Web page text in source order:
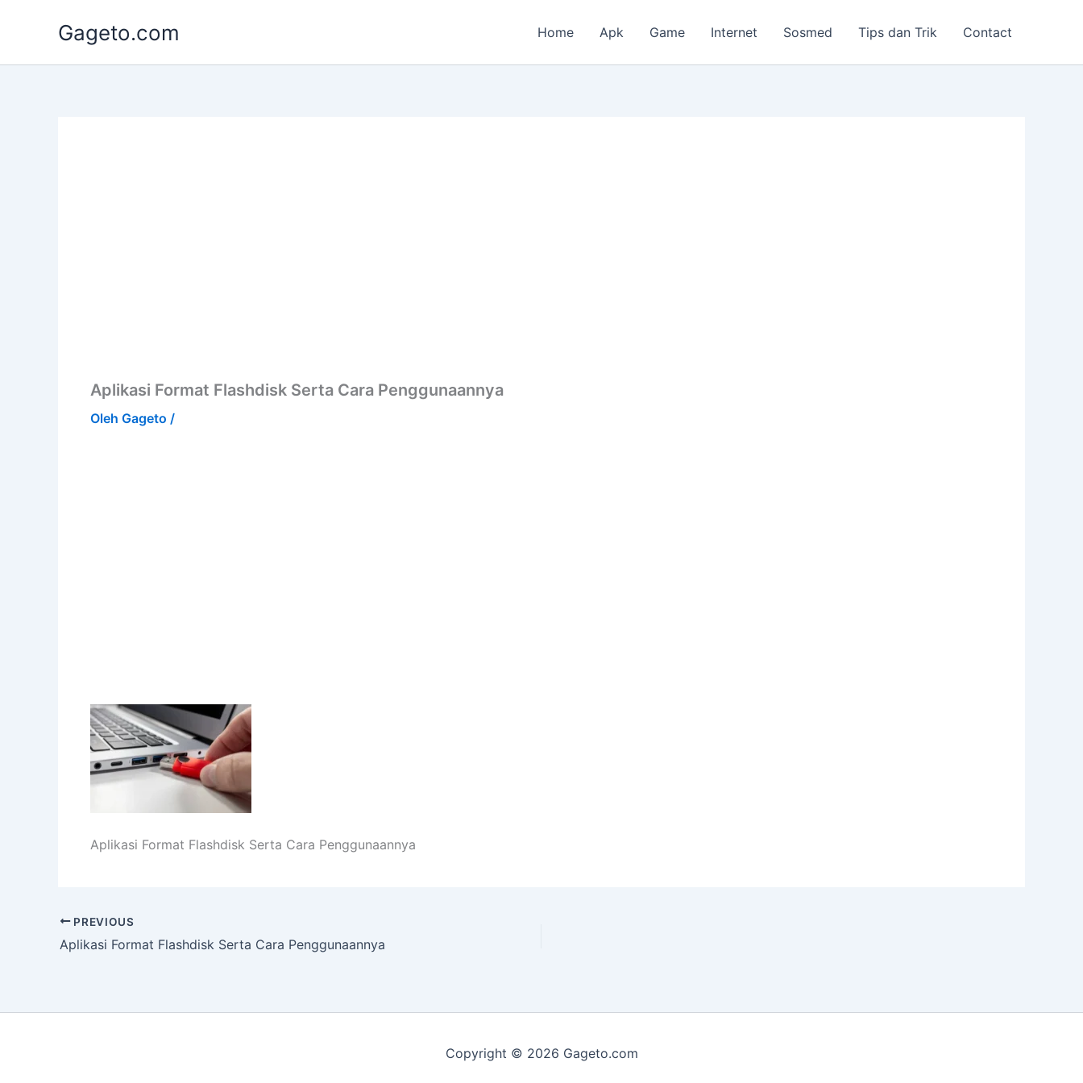
Gageto.com Home Apk Game Internet Sosmed Tips dan Trik Contact
Aplikasi Format Flashdisk Serta Cara Penggunaannya
Oleh Gageto /
Aplikasi Format Flashdisk Serta Cara Penggunaannya
PREVIOUS
Aplikasi Format Flashdisk Serta Cara Penggunaannya
Copyright © 2026 Gageto.com